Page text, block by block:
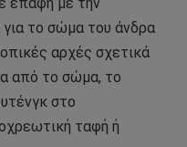
για το σώμα του άνδρα
αρχές σχετικά
από το σώμα, το
στο
ταφή ή